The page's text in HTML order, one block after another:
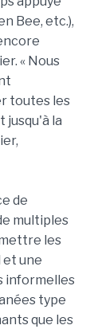
Bee, etc.),
« Nous
toutes les
jusqu'à la
de
multiples
les
une
informelles
type
que les